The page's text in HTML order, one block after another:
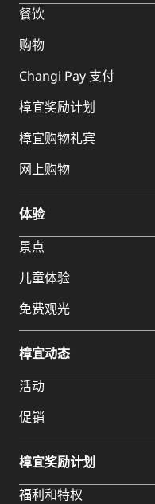
餐饮
购物
Changi Pay 支付
樟宜奖励计划
樟宜购物礼宾
网上购物
体验
景点
儿童体验
免费观光
樟宜动态
活动
促销
樟宜奖励计划
福利和特权